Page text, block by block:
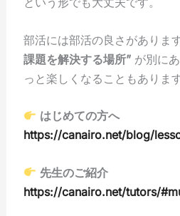
部活には部活の良さがありま
課題を解決する場所”が別に
っと楽しくなることもあります
はじめての方へ
https://canairo.net/blog/
先生のご紹介
https://canairo.net/tutors/